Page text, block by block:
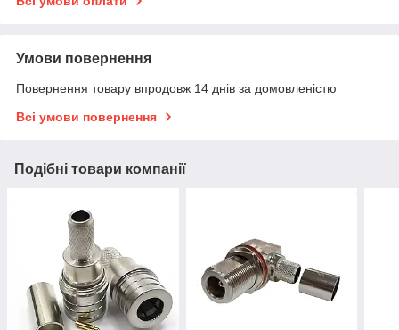
Умови повернення
Повернення товару впродовж 14 днів за домовленістю
Всі умови повернення
Подібні товари компанії